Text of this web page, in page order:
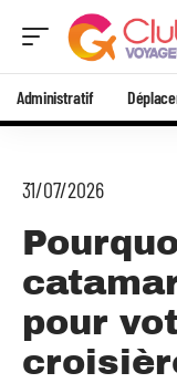
Administratif
31/07/2026
pour